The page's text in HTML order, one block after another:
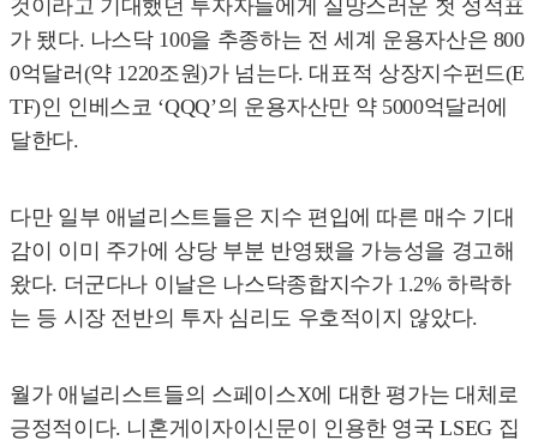
것이라고 기대했던 투자자들에게 실망스러운 첫 성적표
가 됐다. 나스닥 100을 추종하는 전 세계 운용자산은 800
0억달러(약 1220조원)가 넘는다. 대표적 상장지수펀드(E
TF)인 인베스코 ‘QQQ’의 운용자산만 약 5000억달러에
달한다.
다만 일부 애널리스트들은 지수 편입에 따른 매수 기대
감이 이미 주가에 상당 부분 반영됐을 가능성을 경고해
왔다. 더군다나 이날은 나스닥종합지수가 1.2% 하락하
는 등 시장 전반의 투자 심리도 우호적이지 않았다.
월가 애널리스트들의 스페이스X에 대한 평가는 대체로
긍정적이다. 니혼게이자이신문이 인용한 영국 LSEG 집